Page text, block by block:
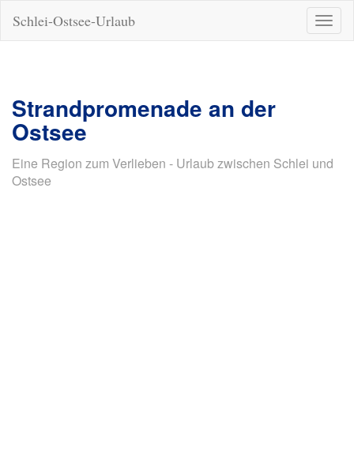
ein-/
Schlei-Ostsee-Urlaub
Strandpromenade an der
Ostsee
Eine Region zum Verlieben - Urlaub zwischen Schlei und
Ostsee